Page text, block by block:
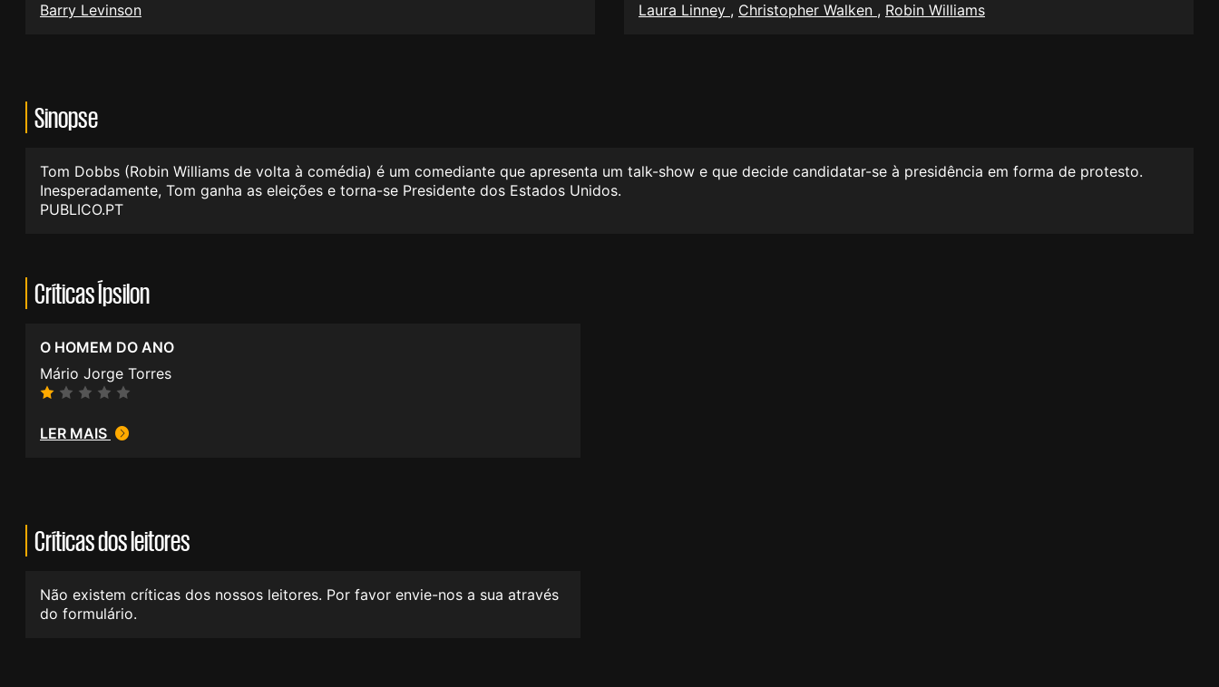
Barry Levinson Laura Linney , Christopher Walken , Robin Williams
Sinopse
Tom Dobbs (Robin Williams de volta à comédia) é um comediante que apresenta um talk-show e que decide candidatar-se à presidência em forma de protesto.
Inesperadamente, Tom ganha as eleições e torna-se Presidente dos Estados Unidos.
PUBLICO.PT
Críticas Ípsilon
O HOMEM DO ANO
Mário Jorge Torres
LER MAIS
Críticas dos leitores
Não existem críticas dos nossos leitores. Por favor envie-nos a sua através
do formulário.